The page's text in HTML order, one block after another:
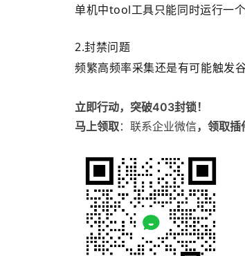
单机中tool工具只能同时运行一
2.封禁问题
频繁高频率采集还是有可能触发
立即行动，突破403封锁！
马上领取：联系企业微信，领取插